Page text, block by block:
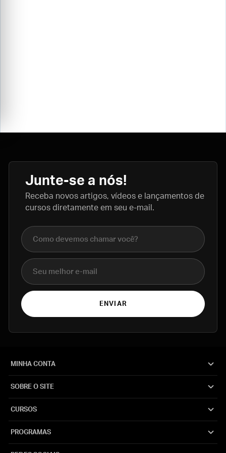
Junte-se a nós!
Receba novos artigos, vídeos e lançamentos de
cursos diretamente em seu e-mail.
Nome completo
E-mail
ENVIAR
MINHA CONTA
SOBRE O SITE
CURSOS
PROGRAMAS